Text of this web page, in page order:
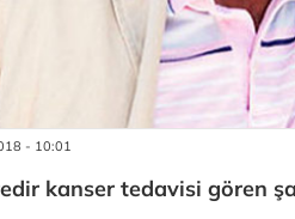
- 10:01
kanser tedavisi gören